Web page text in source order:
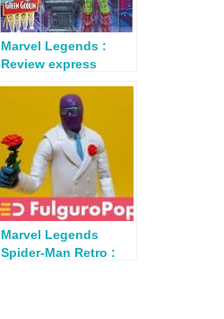
Marvel Legends :
Review express
Man Rétro)
Marvel Legends
Spider-Man Retro :